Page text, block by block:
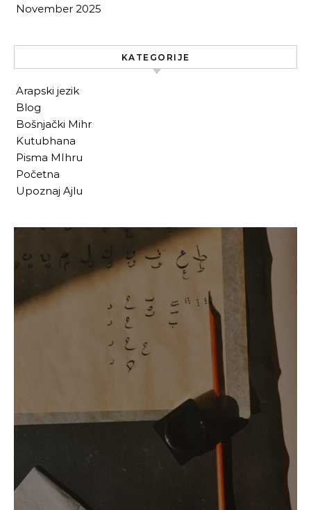
November 2025
KATEGORIJE
Arapski jezik
Blog
Bošnjački Mihr
Kutubhana
Pisma MIhru
Početna
Upoznaj Ajlu